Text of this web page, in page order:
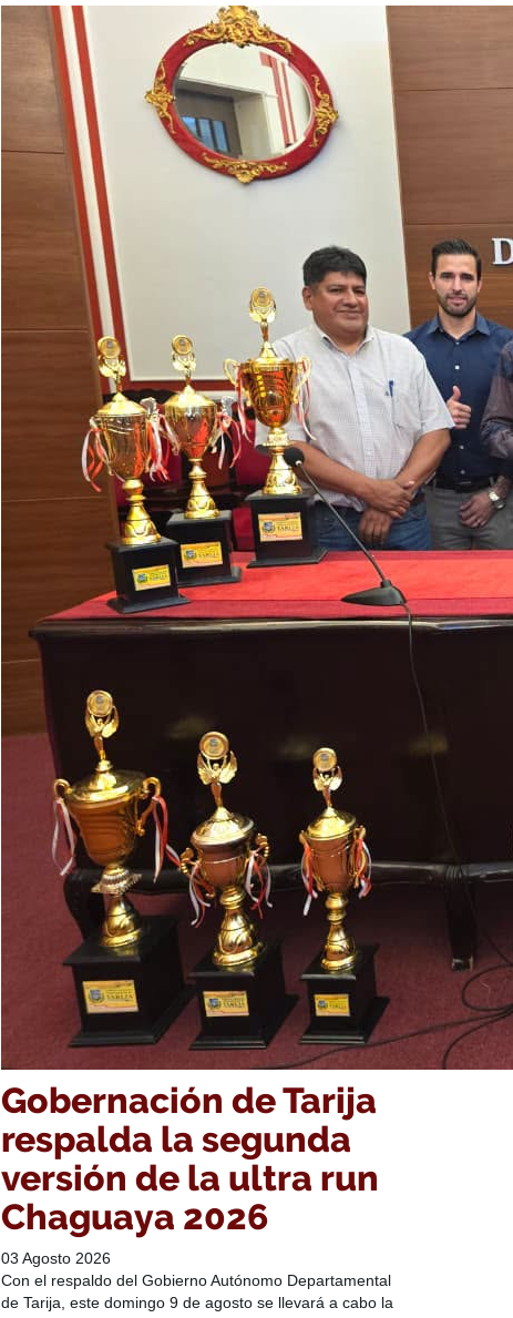
Gobernación de Tarija
respalda la segunda
versión de la ultra run
Chaguaya 2026
03 Agosto 2026
Con el respaldo del Gobierno Autónomo Departamental
de Tarija, este domingo 9 de agosto se llevará a cabo la